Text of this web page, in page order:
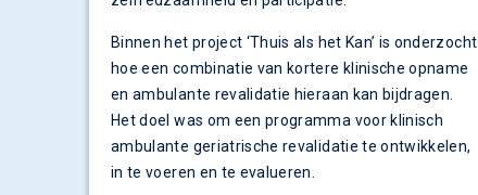
Binnen het project ‘Thuis als het Kan’ is onderzocht
hoe een combinatie van kortere klinische opname
en ambulante revalidatie hieraan kan bijdragen.
Het doel was om een programma voor klinisch
ambulante geriatrische revalidatie te ontwikkelen,
in te voeren en te evalueren.